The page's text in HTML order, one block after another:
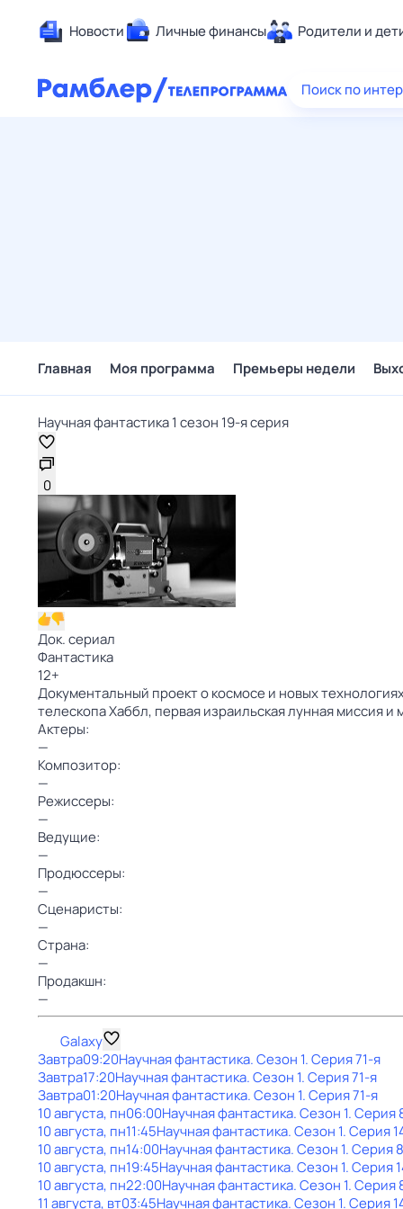
Новости Личные финансы Родители и
Здоровье
Поиск по
Главная Моя программа Премьеры недели
Научная фантастика 1 сезон 19-я серия
0
Док. сериал
Фантастика
12+
Документальный проект о космосе и новых
телескопа Хаббл, первая израильская лунная миссия и
Актеры:
—
Композитор:
—
Режиссеры:
—
Ведущие:
—
Продюссеры:
—
Сценаристы:
—
Страна:
—
Продакшн:
—
Galaxy
Завтра09:20Научная фантастика. Сезон 1. Серия 71-я
Завтра17:20Научная фантастика. Сезон 1. Серия 71-я
Завтра01:20Научная фантастика. Сезон 1. Серия 71-я
10 августа, пн06:00Научная фантастика. Сезон 1. Серия
10 августа, пн11:45Научная фантастика. Сезон 1. Серия
10 августа, пн14:00Научная фантастика. Сезон 1. Серия
10 августа, пн19:45Научная фантастика. Сезон 1. Серия
10 августа, пн22:00Научная фантастика. Сезон 1. Серия
11 августа, вт03:45Научная фантастика. Сезон 1. Серия